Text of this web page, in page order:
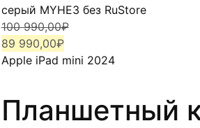
100 990,00₽
Первоначальная
цена
составляла
89 990,00₽
Текущая
цена:
89
Apple iPad mini 2024
Планшетный